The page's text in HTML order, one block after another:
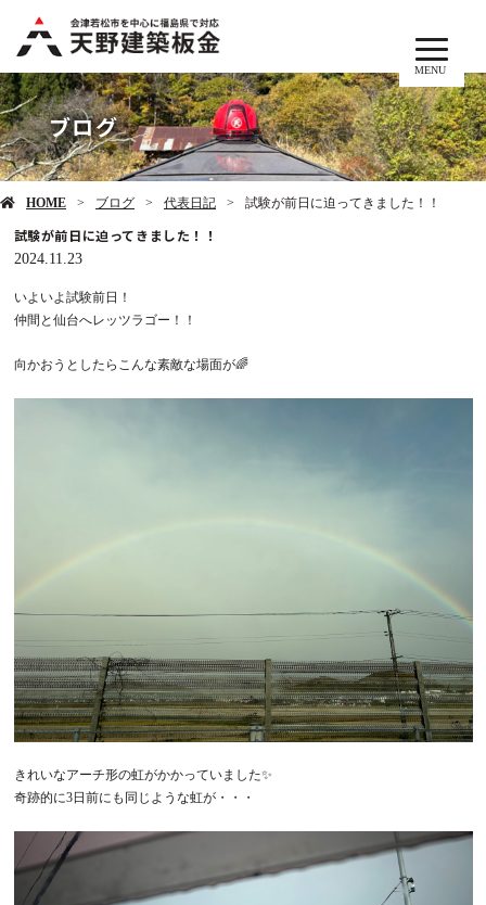
MENU
ブログ
HOME ブログ 代表日記 試験が前日に迫ってきました！！
試験が前日に迫ってきました！！
2024.11.23
いよいよ試験前日！
仲間と仙台へレッツラゴー！！
向かおうとしたらこんな素敵な場面が🌈
きれいなアーチ形の虹がかかっていました✨
奇跡的に3日前にも同じような虹が・・・